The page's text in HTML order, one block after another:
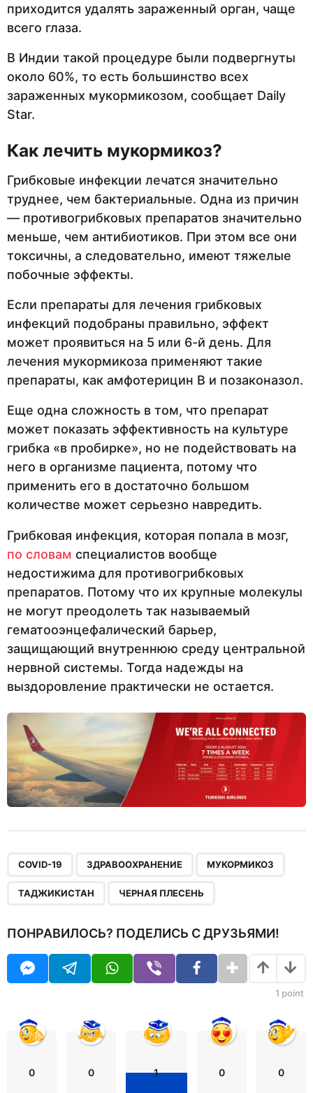
приходится удалять зараженный орган, чаще
всего глаза.
В Индии такой процедуре были подвергнуты
около 60%, то есть большинство всех
зараженных мукормикозом, сообщает Daily
Star.
Как лечить мукормикоз?
Грибковые инфекции лечатся значительно
труднее, чем бактериальные. Одна из причин
— противогрибковых препаратов значительно
меньше, чем антибиотиков. При этом все они
токсичны, а следовательно, имеют тяжелые
побочные эффекты.
Если препараты для лечения грибковых
инфекций подобраны правильно, эффект
может проявиться на 5 или 6-й день. Для
лечения мукормикоза применяют такие
препараты, как амфотерицин В и позаконазол.
Еще одна сложность в том, что препарат
может показать эффективность на культуре
грибка «в пробирке», но не подействовать на
него в организме пациента, потому что
применить его в достаточно большом
количестве может серьезно навредить.
Грибковая инфекция, которая попала в мозг,
по словам специалистов вообще
недостижима для противогрибковых
препаратов. Потому что их крупные молекулы
не могут преодолеть так называемый
гематооэнцефалический барьер,
защищающий внутреннюю среду центральной
нервной системы. Тогда надежды на
выздоровление практически не остается.
COVID-19 ЗДРАВООХРАНЕНИЕ МУКОРМИКОЗ
ТАДЖИКИСТАН ЧЕРНАЯ ПЛЕСЕНЬ
ПОНРАВИЛОСЬ? ПОДЕЛИСЬ С ДРУЗЬЯМИ!
1 point
0 0 1 0 0